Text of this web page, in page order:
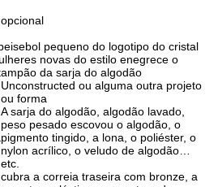
opcional
pequeno do logotipo do cristal
novas do estilo enegrece o
da sarja do algodão
Unconstructed ou alguma outra projeto
ou forma
A sarja do algodão, algodão lavado,
peso pesado escovou o algodão, o
pigmento tingido, a lona, o poliéster, o
nylon acrílico, o veludo de algodão…
etc.
cubra a correia traseira com bronze, a